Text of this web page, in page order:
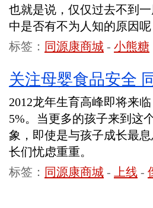
也就是说，仅仅过去不到
中是否有不为人知的原因呢
标签： 同源康商城 - 小熊糖
关注母婴食品安全
2012龙年生育高峰即将来
5%。当更多的孩子来到这
象，即使是与孩子成长最
长们忧虑重重。
标签： 同源康商城 - 上线 -